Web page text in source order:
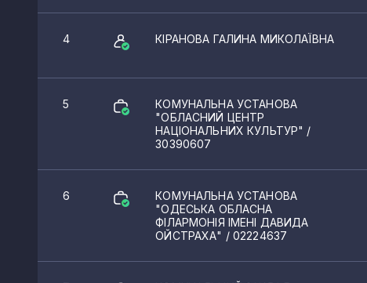
4 КІРАНОВА ГАЛИНА МИКОЛАЇВНА
5
КОМУНАЛЬНА УСТАНОВА
"ОБЛАСНИЙ ЦЕНТР
НАЦІОНАЛЬНИХ КУЛЬТУР" /
30390607
6
КОМУНАЛЬНА УСТАНОВА
"ОДЕСЬКА ОБЛАСНА
ФІЛАРМОНІЯ ІМЕНІ ДАВИДА
ОЙСТРАХА" / 02224637